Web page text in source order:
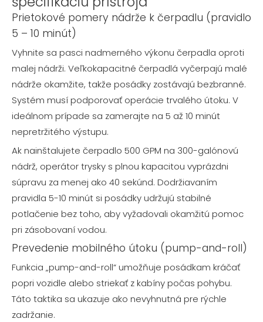
Prietokové pomery nádrže k čerpadlu (pravidlo
5 – 10 minút)
Vyhnite sa pasci nadmerného výkonu čerpadla oproti
malej nádrži. Veľkokapacitné čerpadlá vyčerpajú malé
nádrže okamžite, takže posádky zostávajú bezbranné.
Systém musí podporovať operácie trvalého útoku. V
ideálnom prípade sa zamerajte na 5 až 10 minút
nepretržitého výstupu.
Ak nainštalujete čerpadlo 500 GPM na 300-galónovú
nádrž, operátor trysky s plnou kapacitou vyprázdni
súpravu za menej ako 40 sekúnd. Dodržiavaním
pravidla 5-10 minút si posádky udržujú stabilné
potlačenie bez toho, aby vyžadovali okamžitú pomoc
pri zásobovaní vodou.
Prevedenie mobilného útoku (pump-and-roll)
Funkcia „pump-and-roll“ umožňuje posádkam kráčať
popri vozidle alebo striekať z kabíny počas pohybu.
Táto taktika sa ukazuje ako nevyhnutná pre rýchle
zadržanie.